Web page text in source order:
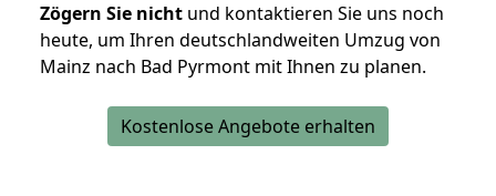
Zögern Sie nicht und kontaktieren Sie uns noch
heute, um Ihren deutschlandweiten Umzug von
Mainz nach Bad Pyrmont mit Ihnen zu planen.
Kostenlose Angebote erhalten